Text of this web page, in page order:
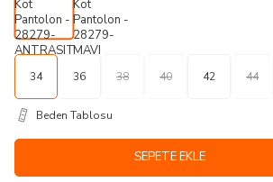
34 36 38 40 42 44
Beden Tablosu
SEPETE EKLE